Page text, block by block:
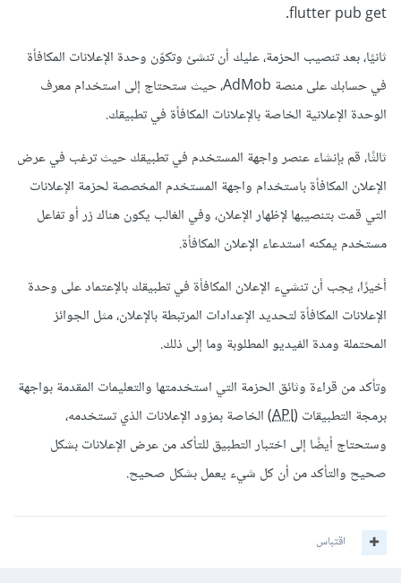
flutter pub get.
ثانيًا، بعد تنصيب الحزمة، عليك أن تنشئ وتكوّن وحدة الإعلانات المكافأة
في حسابك على منصة AdMob، حيث ستحتاج إلى استخدام معرف
الوحدة الإعلانية الخاصة بالإعلانات المكافأة في تطبيقك.
ثالثًا، قم بإنشاء عنصر واجهة المستخدم في تطبيقك حيث ترغب في عرض
الإعلان المكافأة باستخدام واجهة المستخدم المخصصة لحزمة الإعلانات
التي قمت بتنصيبها لإظهار الإعلان، وفي الغالب يكون هناك زر أو تفاعل
مستخدم يمكنه استدعاء الإعلان المكافأة.
أخيرًا، يجب أن تنشيء الإعلان المكافأة في تطبيقك بالإعتماد على وحدة
الإعلانات المكافأة لتحديد الإعدادات المرتبطة بالإعلان، مثل الجوائز
المحتملة ومدة الفيديو المطلوبة وما إلى ذلك.
وتأكد من قراءة وثائق الحزمة التي استخدمتها والتعليمات المقدمة بواجهة
برمجة التطبيقات ( API) الخاصة بمزود الإعلانات الذي تستخدمه،
وستحتاج أيضًا إلى اختبار التطبيق للتأكد من عرض الإعلانات بشكل
صحيح والتأكد من أن كل شيء يعمل بشكل صحيح.
اقتباس